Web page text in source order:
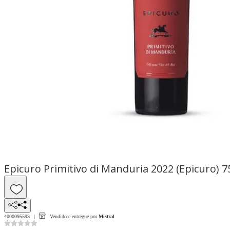
Epicuro Primitivo di Manduria 2022 (Epicuro)
4000095593 Vendido e entregue por Mistral